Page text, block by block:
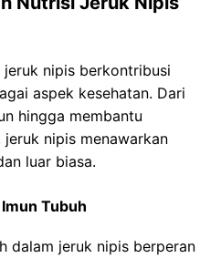
jeruk nipis berkontribusi
aspek kesehatan. Dari
hingga membantu
nipis menawarkan
luar biasa.
Tubuh
dalam jeruk nipis berperan